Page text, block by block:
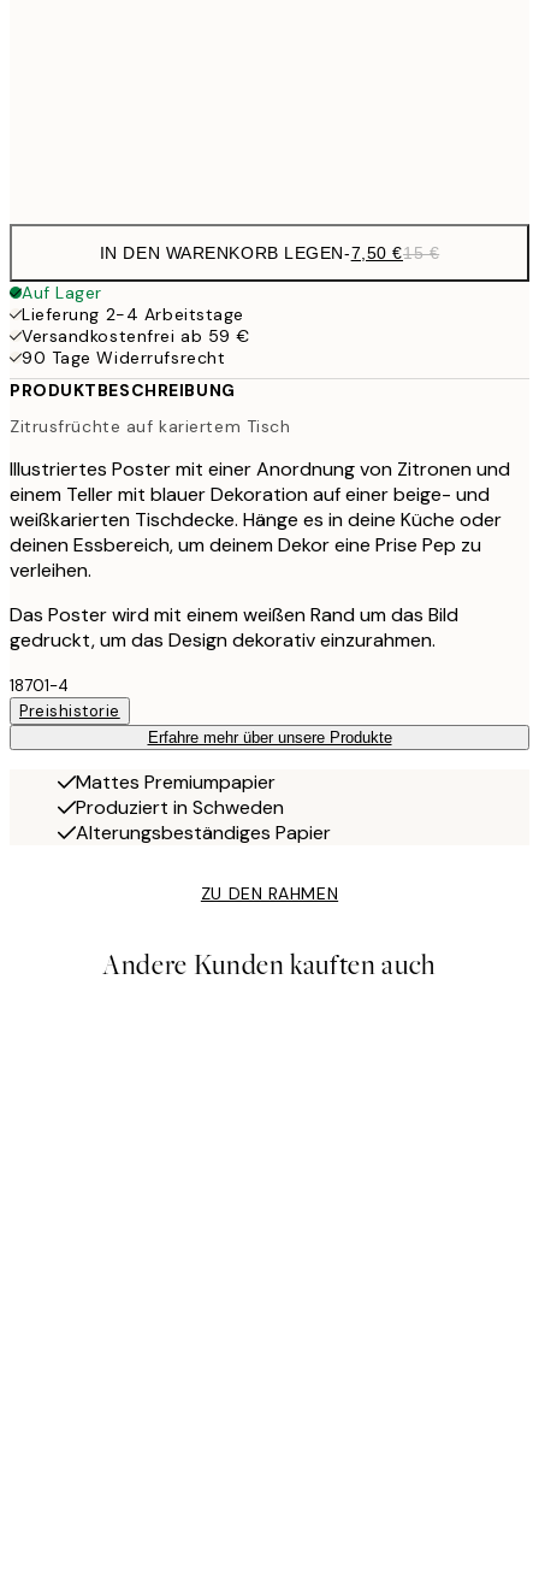
IN DEN WARENKORB LEGEN-7,50 €15 €
Auf Lager
Lieferung 2-4 Arbeitstage
Versandkostenfrei ab 59 €
90 Tage Widerrufsrecht
PRODUKTBESCHREIBUNG
Zitrusfrüchte auf kariertem Tisch
Illustriertes Poster mit einer Anordnung von Zitronen und
einem Teller mit blauer Dekoration auf einer beige- und
weißkarierten Tischdecke. Hänge es in deine Küche oder
deinen Essbereich, um deinem Dekor eine Prise Pep zu
verleihen.
Das Poster wird mit einem weißen Rand um das Bild
gedruckt, um das Design dekorativ einzurahmen.
18701-4
Preishistorie
Erfahre mehr über unsere Produkte
Mattes Premiumpapier
Produziert in Schweden
Alterungsbeständiges Papier
ZU DEN RAHMEN
Andere Kunden kauften auch